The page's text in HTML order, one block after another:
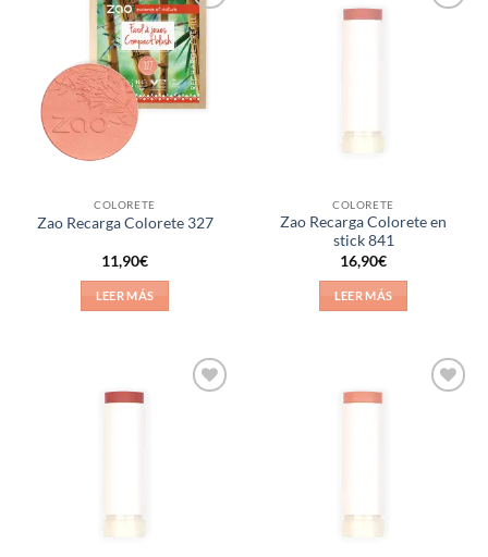
Añadir
a la
lista de
deseos
COLORETE
Zao Recarga Colorete 327
11,90€
LEER MÁS
COLORETE
Zao Recarga Colorete en
stick 841
16,90€
LEER MÁS